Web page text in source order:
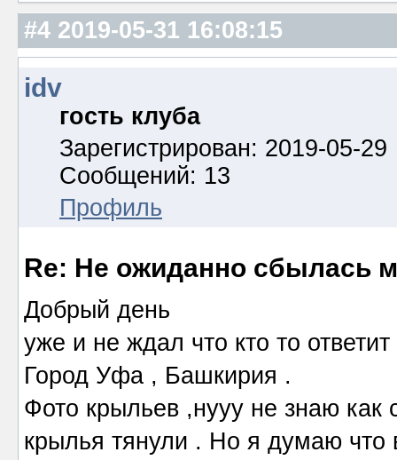
#4 2019-05-31 16:08:15
idv
гость клуба
Зарегистрирован: 2019-05-29
Сообщений: 13
Профиль
Re: Не ожиданно сбылась
Добрый день
уже и не ждал что кто то ответит
Город Уфа , Башкирия .
Фото крыльев ,нууу не знаю как
крылья тянули . Но я думаю что